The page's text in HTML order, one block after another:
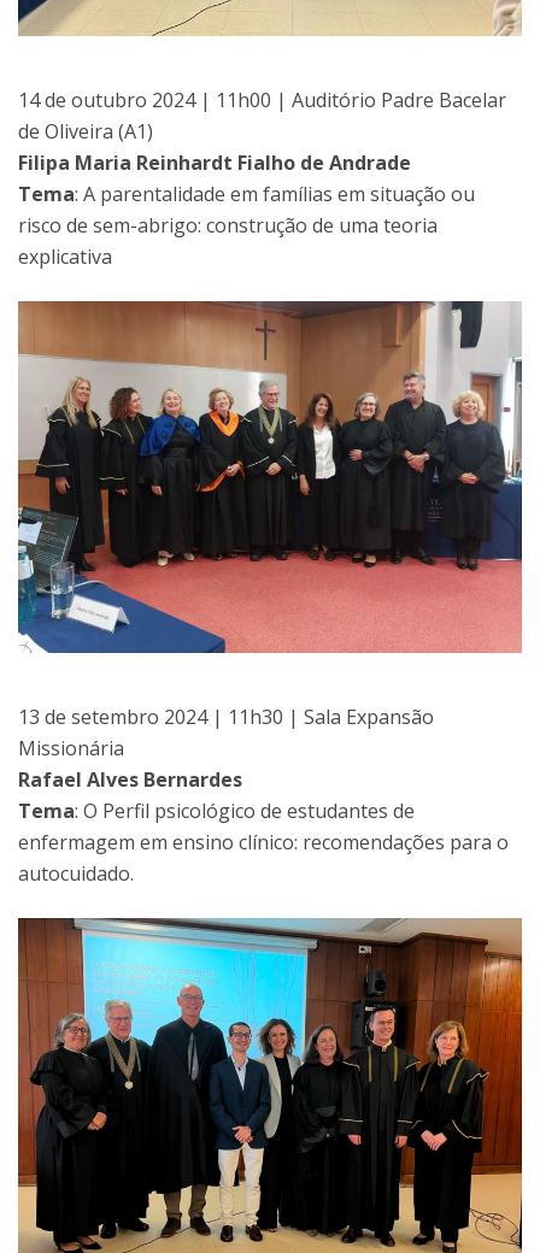
14 de outubro 2024 | 11h00 | Auditório Padre Bacelar
de Oliveira (A1)
Filipa Maria Reinhardt Fialho de Andrade
Tema: A parentalidade em famílias em situação ou
risco de sem-abrigo: construção de uma teoria
explicativa
13 de setembro 2024 | 11h30 | Sala Expansão
Missionária
Rafael Alves Bernardes
Tema: O Perfil psicológico de estudantes de
enfermagem em ensino clínico: recomendações para o
autocuidado.